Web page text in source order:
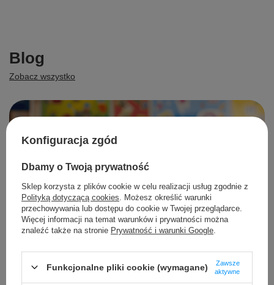
Blog
Zobacz wszystko
Konfiguracja zgód
Dbamy o Twoją prywatność
Sklep korzysta z plików cookie w celu realizacji usług zgodnie z
Polityką dotyczącą cookies . Możesz określić warunki
przechowywania lub dostępu do cookie w Twojej przeglądarce.
Więcej informacji na temat warunków i prywatności można
znaleźć także na stronie Prywatność i warunki Google
Funkcjonalne pliki cookie (wymagane)
Zawsze
aktywne